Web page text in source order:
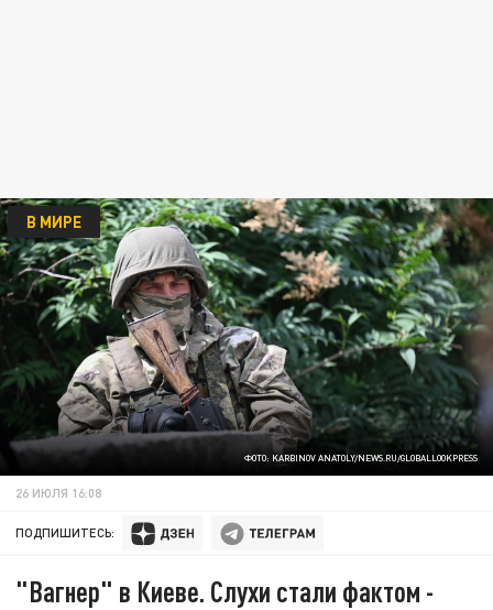
ФОТО: KARBINOV ANATOLY/NEWS.RU/GLOBALLOOKPRESS
В МИРЕ
26 ИЮЛЯ 16:08
ПОДПИШИТЕСЬ:
"Вагнер" в Киеве. Слухи стали фактом -